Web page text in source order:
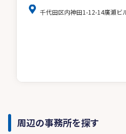
千代田区内神田1-12-14廣瀬ビ
周辺の事務所を探す